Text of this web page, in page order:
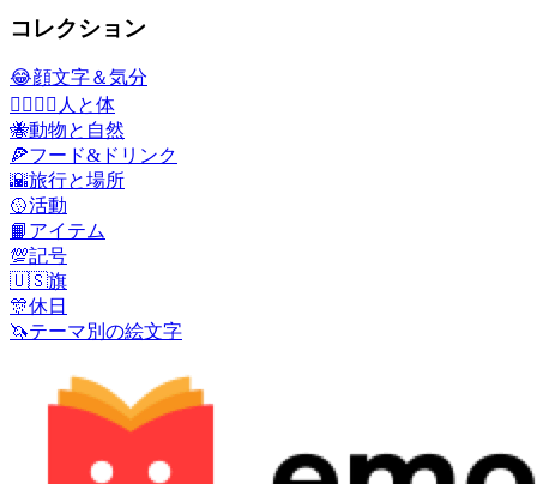
コレクション
😂顔文字＆気分
👩‍❤️‍💋‍👨 人と体
🐝動物と自然
🍕フード&ドリンク
🌇旅行と場所
🥎活動
📙 アイテム
💯記号
🇺🇸旗
🎊休日
🦄テーマ別の絵文字